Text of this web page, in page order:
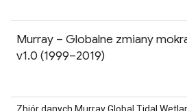
Murray – Globalne zmiany
v1.0 (1999–2019)